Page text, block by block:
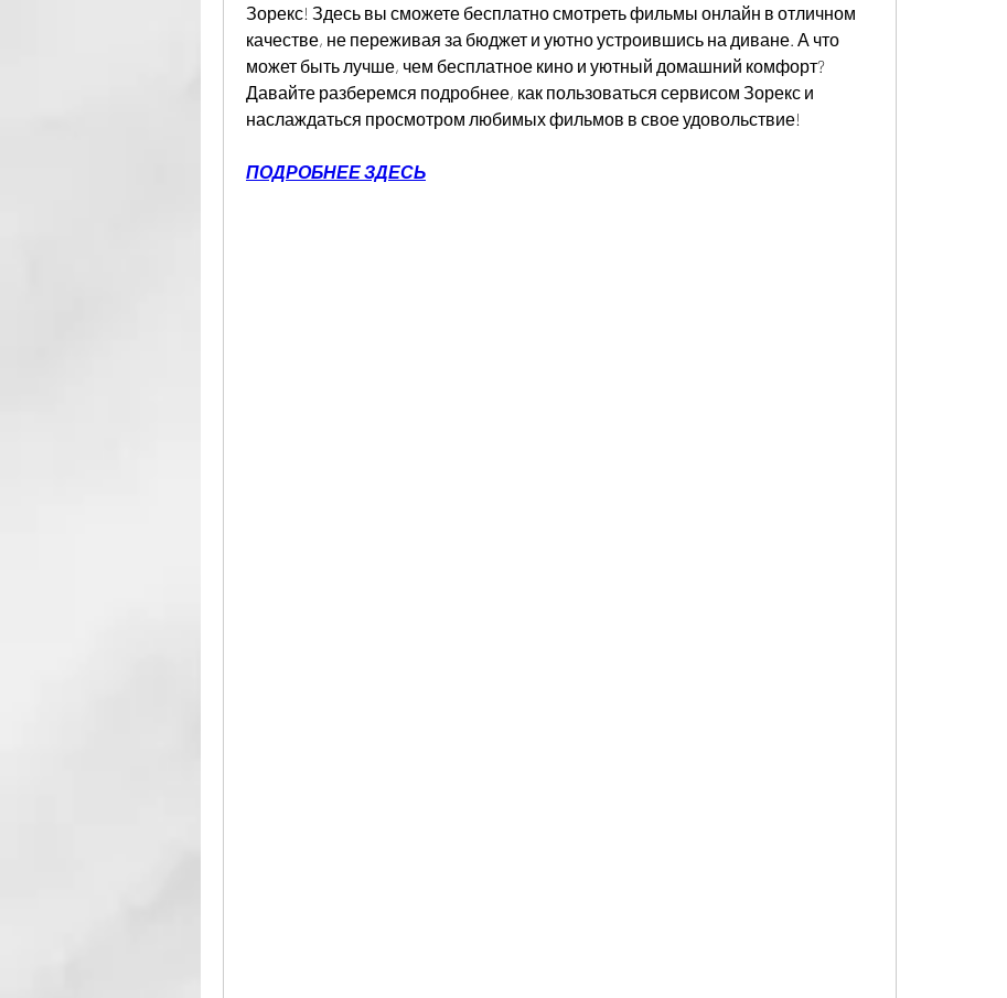
Зорекс! Здесь вы сможете бесплатно смотреть фильмы онлайн в отличном
качестве, не переживая за бюджет и уютно устроившись на диване. А что
может быть лучше, чем бесплатное кино и уютный домашний комфорт?
Давайте разберемся подробнее, как пользоваться сервисом Зорекс и
наслаждаться просмотром любимых фильмов в свое удовольствие!
ПОДРОБНЕЕ ЗДЕСЬ